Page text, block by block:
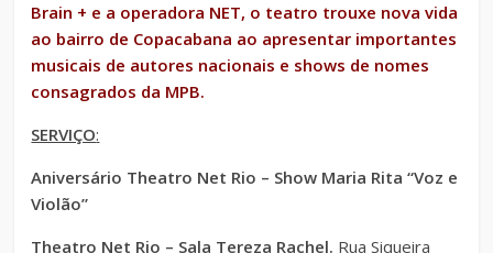
Brain + e a operadora NET, o teatro trouxe nova vida
ao bairro de Copacabana ao apresentar importantes
musicais de autores nacionais e shows de nomes
consagrados da MPB.
SERVIÇO:
Aniversário Theatro Net Rio – Show Maria Rita “Voz e
Violão”
Theatro Net Rio – Sala Tereza Rachel. Rua Siqueira